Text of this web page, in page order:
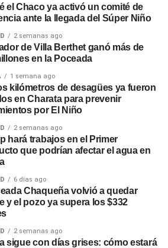
el Chaco ya activó un comité de
ante la llegada del Súper Niño
2 semanas ago
de Villa Berthet ganó más de
en la Poceada
1 semana ago
kilómetros de desagües ya fueron
en Charata para prevenir
por El Niño
2 semanas ago
hará trabajos en el Primer
que podrían afectar el agua en
6 días ago
Chaqueña volvió a quedar
y el pozo ya supera los $332
2 semanas ago
sigue con días grises: cómo estará